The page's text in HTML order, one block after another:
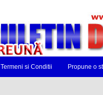
Termeni si Conditii Propune o